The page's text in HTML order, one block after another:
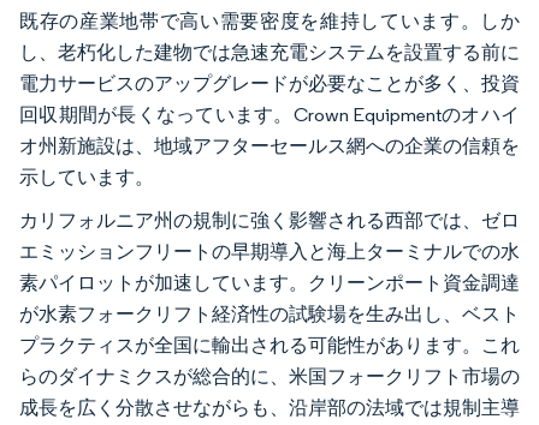
既存の産業地帯で高い需要密度を維持しています。しか
し、老朽化した建物では急速充電システムを設置する前に
電力サービスのアップグレードが必要なことが多く、投資
回収期間が長くなっています。Crown Equipmentのオハイ
オ州新施設は、地域アフターセールス網への企業の信頼を
示しています。
カリフォルニア州の規制に強く影響される西部では、ゼロ
エミッションフリートの早期導入と海上ターミナルでの水
素パイロットが加速しています。クリーンポート資金調達
が水素フォークリフト経済性の試験場を生み出し、ベスト
プラクティスが全国に輸出される可能性があります。これ
らのダイナミクスが総合的に、米国フォークリフト市場の
成長を広く分散させながらも、沿岸部の法域では規制主導